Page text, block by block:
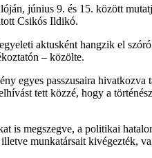
június 9. és 15. között
Csikós Ildikó.
aktusként hangzik el
– közölte.
egyes passzusaira
tett közzé, hogy a
is megszegve, a politikai
munkatársait kivégezték,